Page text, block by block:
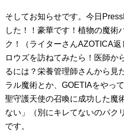
そしてお知らせです。今日
した！！豪華です！植物の魔術
ク！（ライターさんAZOTICA
ロウズを訪ねてみたら！医師か
るには？栄養管理師さんから見
ラル魔術とか、GOETIAをやっ
聖守護天使の召喚に成功した魔
ない」（別にキレてないのパク
です。